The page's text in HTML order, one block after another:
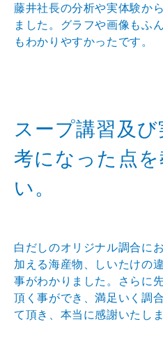
藤井社長の分析や実体験か
ました。グラフや画像もふ
もわかりやすかったです。
スープ講習及
考になった点
い。
白だしのオリジナル調合に
加える海産物、しいたけの
事がわかりました。さらに
頂く事ができ、満足いく調
て頂き、本当に感謝いたし